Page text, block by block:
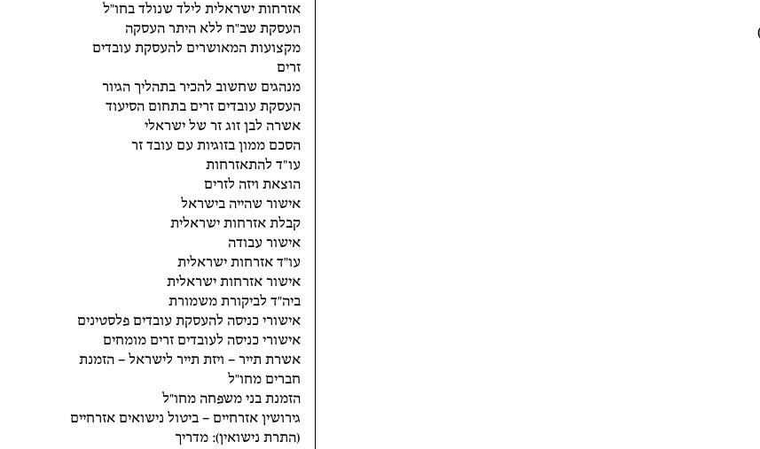
אזרחות ישראלית לילד שנולד בחו"ל
העסקת שב"ח ללא היתר העסקה
מקצועות המאושרים להעסקת עובדים
זרים
מנהגים שחשוב להכיר בתהליך הגיור
העסקת עובדים זרים בתחום הסיעוד
אשרה לבן זוג זר של ישראלי
הסכם ממון בזוגיות עם עובד זר
עו״ד להתאזרחות
הוצאת ויזה לזרים
אישור שהייה בישראל
קבלת אזרחות ישראלית
אישור עבודה
עו"ד אזרחות ישראלית
אישור אזרחות ישראלית
ביה"ד לביקורת משמורת
אישורי כניסה להעסקת עובדים פלסטינים
אישורי כניסה לעובדים זרים מומחים
אשרת תייר – ויזת תייר לישראל – הזמנת
חברים מחו"ל
הזמנת בני משפחה מחו"ל
גירושין אזרחיים – ביטול נישואים אזרחיים
(התרת נישואין): מדריך